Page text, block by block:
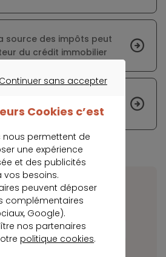
source des impôts peut
du crédit immobilier
: de plus en
s’y mettent
2024
Continuer sans accepter
Cookies c’est
nous permettent de
une expérience
et des publicités
besoins.
peuvent déposer
complémentaires
Google).
nos partenaires
politique cookies.